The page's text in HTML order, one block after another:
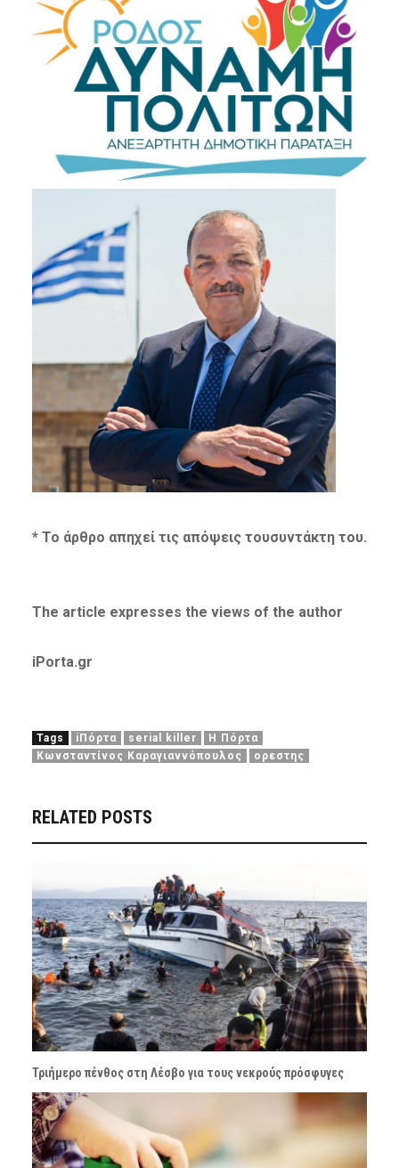
* Το άρθρο απηχεί τις απόψεις τουσυντάκτη του.
The article expresses the views of the author
iPorta.gr
Tags iΠόρτα serial killer
Η Πόρτα
Κωνσταντίνος Καραγιαννόπουλος
ορεστης
RELATED POSTS
Τριήμερο πένθος στη Λέσβο για τους νεκρούς πρόσφυγες